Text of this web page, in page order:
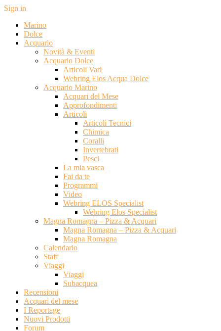
Sign in
Marino
Dolce
Acquario
Novità & Eventi
Acquario Dolce
Articoli Vari
Webring Elos Acqua Dolce
Acquario Marino
Acquari del Mese
Approfondimenti
Articoli
Articoli Tecnici
Chimica
Coralli
Invertebrati
Pesci
La mia vasca
Fai da te
Programmi
Video
Webring ELOS Specialist
Webring Elos Specialist
Magna Romagna – Pizza & Acquari
Magna Romagna – Pizza & Acquari
Magna Romagna
Calendario
Staff
Viaggi
Viaggi
Subacquea
Recensioni
Acquari del mese
I Reportage
Nuovi Prodotti
Forum